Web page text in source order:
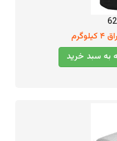
به سبد خرید